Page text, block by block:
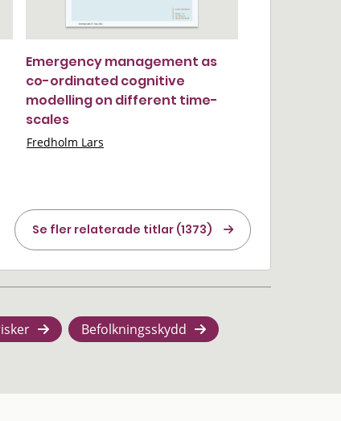
Emergency management as
co-ordinated cognitive
modelling on different time-
scales
Fredholm Lars
Se fler relaterade titlar (1373)
Befolkningsskydd